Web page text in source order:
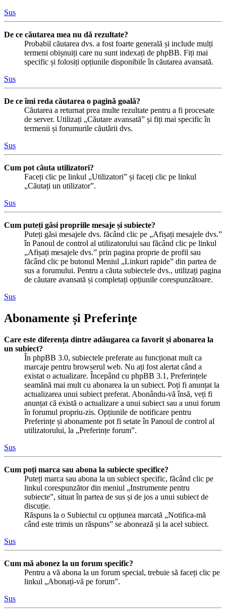
Sus
De ce căutarea mea nu dă rezultate?
Probabil căutarea dvs. a fost foarte generală și include mulți
termeni obișnuiți care nu sunt indexați de phpBB. Fiți mai
specific și folosiți opțiunile disponibile în căutarea avansată.
Sus
De ce îmi reda căutarea o pagină goală?
Căutarea a returnat prea multe rezultate pentru a fi procesate
de server. Utilizați „Căutare avansată” și fiți mai specific în
termenii și forumurile căutării dvs.
Sus
Cum pot căuta utilizatori?
Faceți clic pe linkul „Utilizatori” și faceți clic pe linkul
„Căutați un utilizator”.
Sus
Cum puteți găsi propriile mesaje și subiecte?
Puteți găsi mesajele dvs. făcând clic pe „Afișați mesajele dvs.”
în Panoul de control al utilizatorului sau făcând clic pe linkul
„Afișați mesajele dvs.” prin pagina proprie de profil sau
făcând clic pe butonul Meniul „Linkuri rapide” din partea de
sus a forumului. Pentru a căuta subiectele dvs., utilizați pagina
de căutare avansată și completați opțiunile corespunzătoare.
Sus
Abonamente și Preferințe
Care este diferența dintre adăugarea ca favorit și abonarea la
un subiect?
În phpBB 3.0, subiectele preferate au funcționat mult ca
marcaje pentru browserul web. Nu ați fost alertat când a
existat o actualizare. Începând cu phpBB 3.1, Preferințele
seamănă mai mult cu abonarea la un subiect. Poți fi anunțat la
actualizarea unui subiect preferat. Abonându-vă însă, veți fi
anunțat că există o actualizare a unui subiect sau a unui forum
în forumul propriu-zis. Opțiunile de notificare pentru
Preferințe și abonamente pot fi setate în Panoul de control al
utilizatorului, la „Preferințe forum”.
Sus
Cum poți marca sau abona la subiecte specifice?
Puteți marca sau abona la un subiect specific, făcând clic pe
linkul corespunzător din meniul „Instrumente pentru
subiecte”, situat în partea de sus și de jos a unui subiect de
discuție.
Răspuns la o Subiectul cu opțiunea marcată „Notifica-mă
când este trimis un răspuns” se abonează și la acel subiect.
Sus
Cum mă abonez la un forum specific?
Pentru a vă abona la un forum special, trebuie să faceți clic pe
linkul „Abonați-vă pe forum”.
Sus